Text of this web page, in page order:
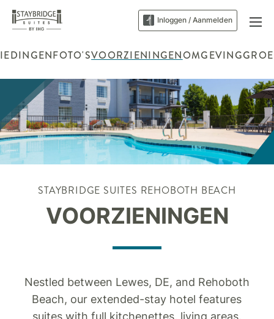
Inloggen / Aanmelden
FOTO'SVOORZIENINGENOMGEVING
STAYBRIDGE SUITES REHOBOTH BEACH
VOORZIENINGEN
Nestled between Lewes, DE, and Rehoboth
Beach, our extended-stay hotel features
suites with full kitchenettes, living areas,